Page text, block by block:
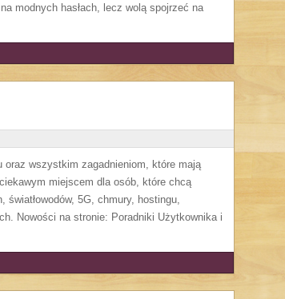
modnych hasłach, lecz wolą spojrzeć na
oraz wszystkim zagadnieniom, które mają
miejscem dla osób, które chcą
5G, chmury, hostingu,
Nowości na stronie: Poradniki Użytkownika i